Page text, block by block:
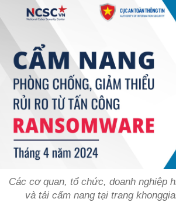
Các cơ quan, tổ chức, doanh nghiệp
và tải cẩm nang tại trang